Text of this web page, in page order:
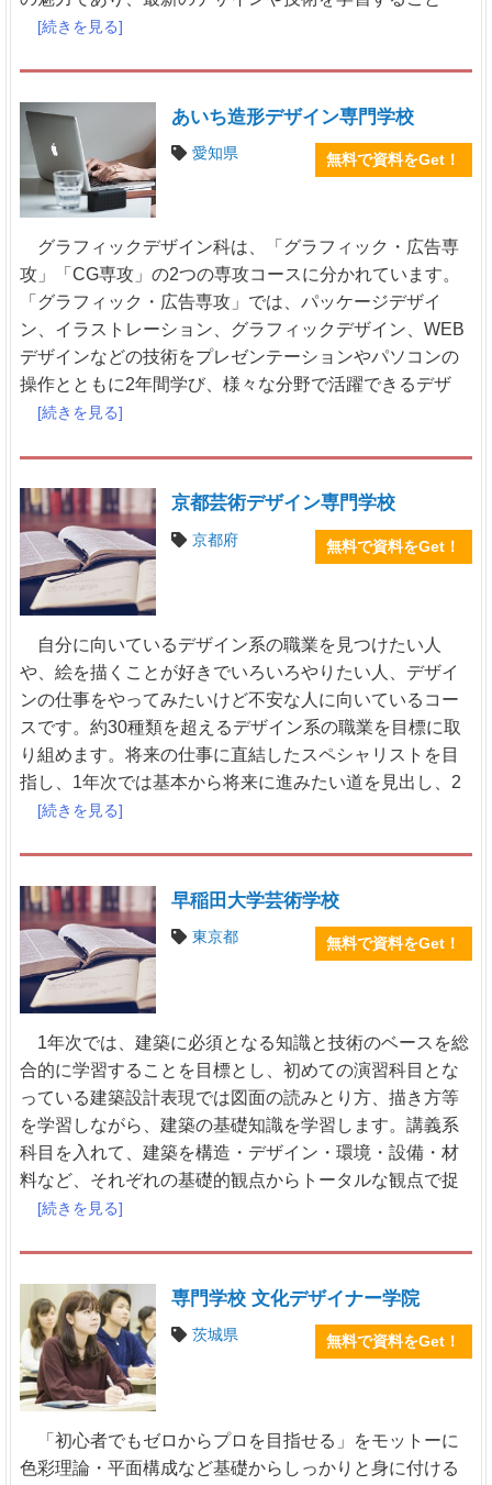
[続きを見る]
あいち造形デザイン専門学校
愛知県 無料で資料をGet！
グラフィックデザイン科は、「グラフィック・広告専
攻」「CG専攻」の2つの専攻コースに分かれています。
「グラフィック・広告専攻」では、パッケージデザイ
ン、イラストレーション、グラフィックデザイン、WEB
デザインなどの技術をプレゼンテーションやパソコンの
操作とともに2年間学び、様々な分野で活躍できるデザ
[続きを見る]
京都芸術デザイン専門学校
京都府 無料で資料をGet！
自分に向いているデザイン系の職業を見つけたい人
や、絵を描くことが好きでいろいろやりたい人、デザイ
ンの仕事をやってみたいけど不安な人に向いているコー
スです。約30種類を超えるデザイン系の職業を目標に取
り組めます。将来の仕事に直結したスペシャリストを目
指し、1年次では基本から将来に進みたい道を見出し、2
[続きを見る]
早稲田大学芸術学校
東京都 無料で資料をGet！
1年次では、建築に必須となる知識と技術のベースを総
合的に学習することを目標とし、初めての演習科目とな
っている建築設計表現では図面の読みとり方、描き方等
を学習しながら、建築の基礎知識を学習します。講義系
科目を入れて、建築を構造・デザイン・環境・設備・材
料など、それぞれの基礎的観点からトータルな観点で捉
[続きを見る]
専門学校 文化デザイナー学院
茨城県 無料で資料をGet！
「初心者でもゼロからプロを目指せる」をモットーに
色彩理論・平面構成など基礎からしっかりと身に付ける